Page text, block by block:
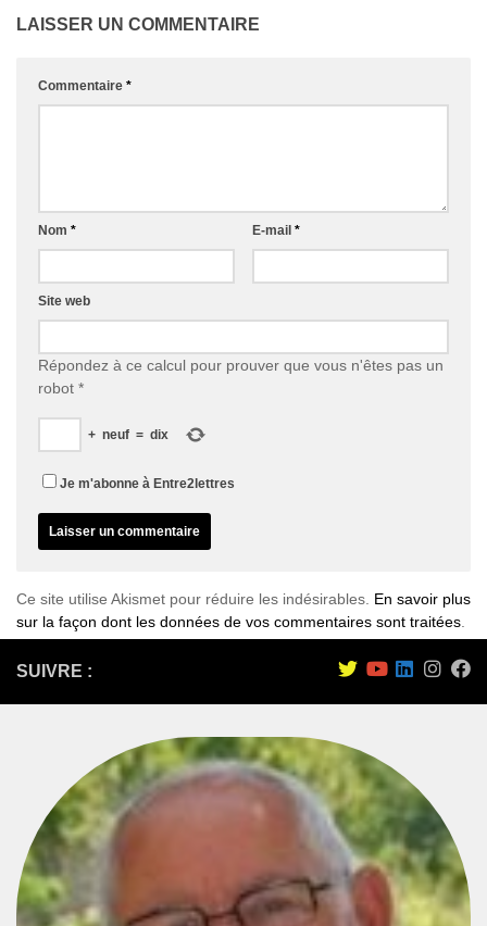
LAISSER UN COMMENTAIRE
Commentaire *
Nom * E-mail *
Site web
Répondez à ce calcul pour prouver que vous n'êtes pas un
robot *
+ neuf = dix
Je m'abonne à Entre2lettres
Ce site utilise Akismet pour réduire les indésirables. En savoir plus
sur la façon dont les données de vos commentaires sont traitées
SUIVRE :